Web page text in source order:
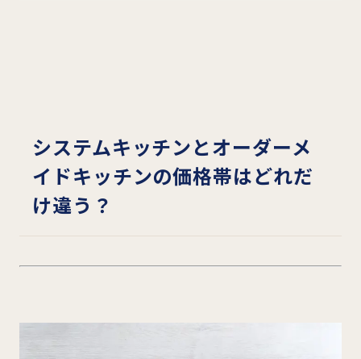
システムキッチンとオーダーメ
イドキッチンの価格帯はどれだ
け違う？